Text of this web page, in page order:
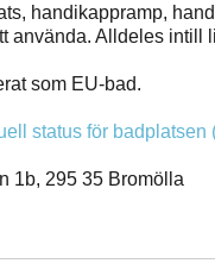
handikappramp,
använda. Alldeles intill
som EU-bad.
status för
1b, 295 35 Bromölla